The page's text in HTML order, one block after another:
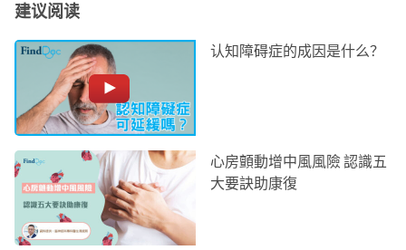
建议阅读
认知障碍症的成因是什么？
心房顫動增中風風險 認識五
大要訣助康復